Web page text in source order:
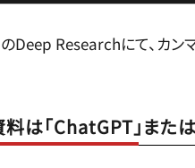
Deep Researchにて、カン
は「ChatGPT」また